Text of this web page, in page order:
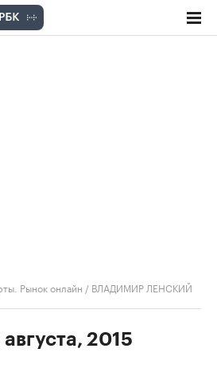
Рынок онлайн / ВЛАДИМИР ЛЕНСКИЙ
2015